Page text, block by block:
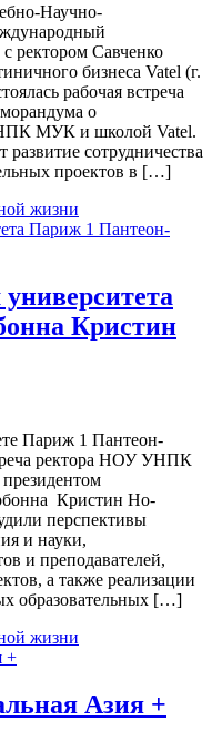
Научно-
ректором Савченко
бизнеса Vatel (г.
рабочая встреча
о
МУК и школой Vatel.
сотрудничества
проектов в […]
жизни
Кристин
Париж 1 Пантеон-
ректора НОУ УНПК
Кристин Но-
перспективы
и науки,
и преподавателей,
а также реализации
образовательных […]
жизни
Азия +